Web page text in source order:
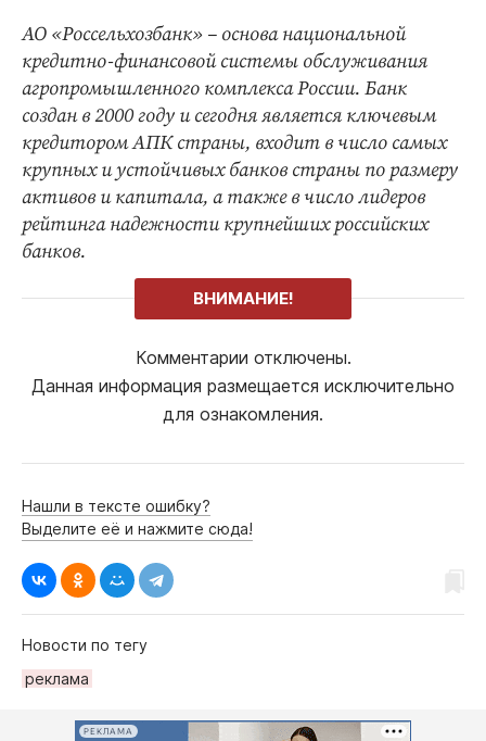
АО «Россельхозбанк» – основа национальной
кредитно-финансовой системы обслуживания
агропромышленного комплекса России. Банк
создан в 2000 году и сегодня является ключевым
кредитором АПК страны, входит в число самых
крупных и устойчивых банков страны по размеру
активов и капитала, а также в число лидеров
рейтинга надежности крупнейших российских
банков.
ВНИМАНИЕ!
Комментарии отключены.
Данная информация размещается исключительно
для ознакомления.
Нашли в тексте ошибку?
Выделите её и нажмите сюда!
Новости по тегу
реклама
РЕКЛАМА